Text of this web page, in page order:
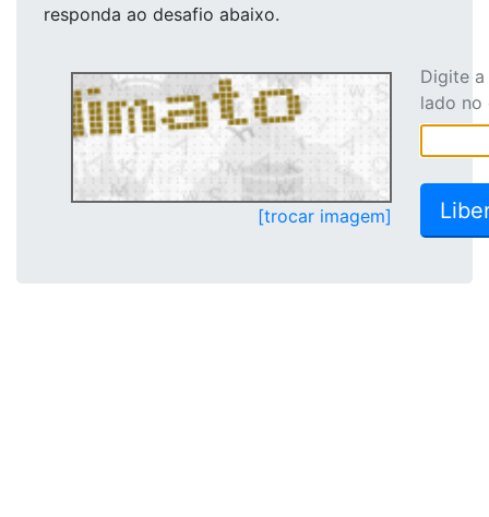
responda ao desafio abaixo.
[trocar imagem]
Digite
lado no